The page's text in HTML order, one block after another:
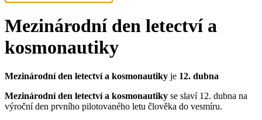
Mezinárodní den letectví a
kosmonautiky
Mezinárodní den letectví a kosmonautiky je 12. dubna
Mezinárodní den letectví a kosmonautiky se slaví 12. dubna na
výroční den prvního pilotovaného letu člověka do vesmíru.